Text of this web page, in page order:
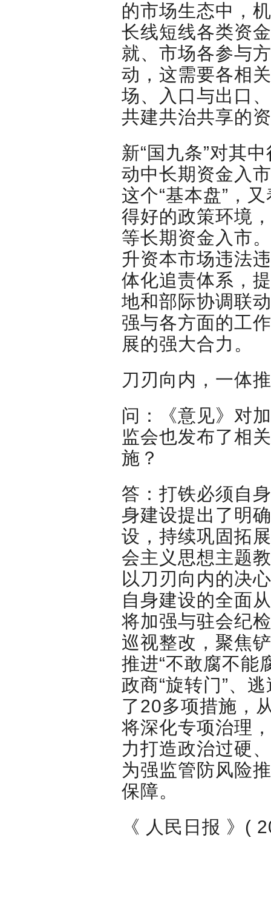
的市场生态中，
长线短线各类资
就、市场各参与
动，这需要各相
场、入口与出口
共建共治共享的
新“国九条”对其
动中长期资金入
这个“基本盘”，
得好的政策环境
等长期资金入市
升资本市场违法
体化追责体系，
地和部际协调联
强与各方面的工
展的强大合力。
刀刃向内，一体
问：《意见》对
监会也发布了相
施？
答：打铁必须自
身建设提出了明
设，持续巩固拓
会主义思想主题
以刀刃向内的决
自身建设的全面
将加强与驻会纪
巡视整改，聚焦
推进“不敢腐不能
政商“旋转门”、
了20多项措施，
将深化专项治理
力打造政治过硬
为强监管防风险
保障。
《 人民日报 》(